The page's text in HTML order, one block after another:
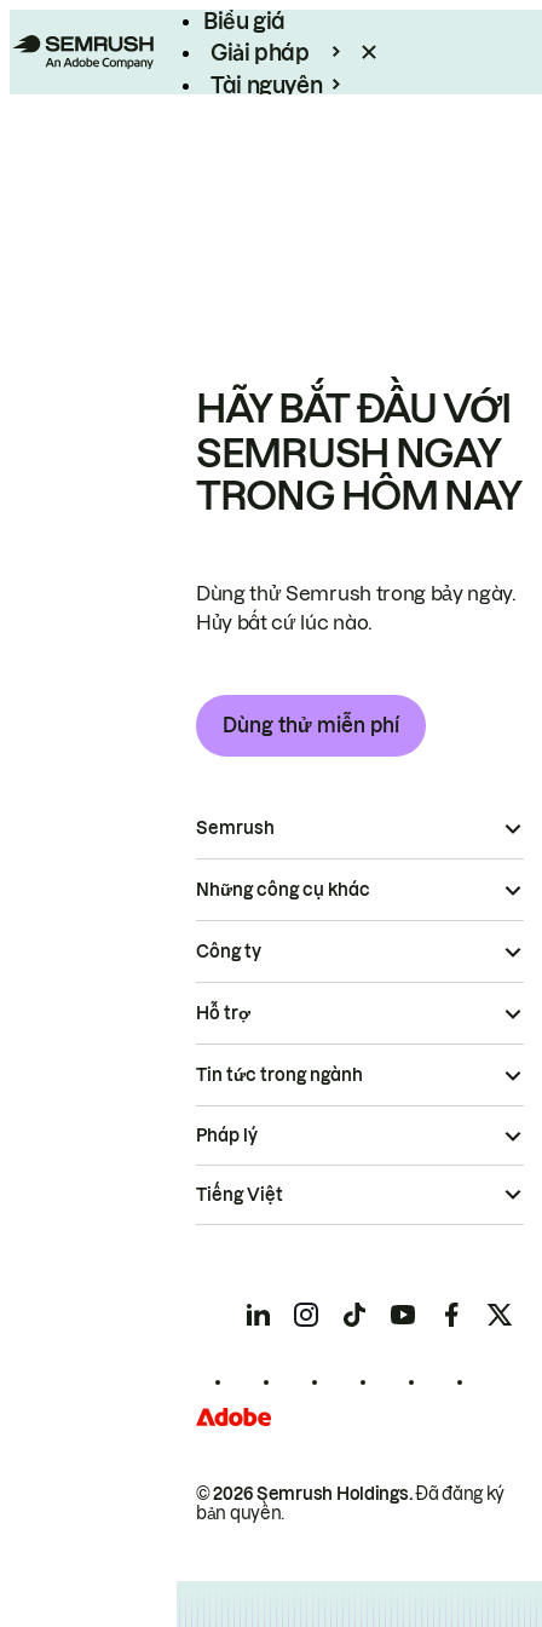
Biểu giá
Giải pháp
Tài nguyên
HÃY BẮT ĐẦU VỚI
SEMRUSH NGAY
TRONG HÔM NAY
Dùng thử Semrush trong bảy ngày.
Hủy bất cứ lúc nào.
Dùng thử miễn phí
Semrush
Những công cụ khác
Công ty
Hỗ trợ
Tin tức trong ngành
© 2026 Semrush Holdings.Đã đăng ký
bản quyền.
Pháp lý
Tiếng Việt